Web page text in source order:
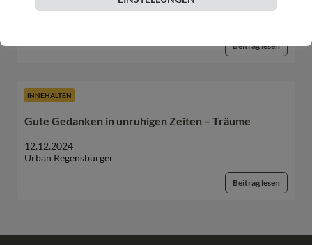
02.01.2026
Beitrag lesen
INNEHALTEN
Gute Gedanken in unruhigen Zeiten – Träume
12.12.2024
Urban Regensburger
Beitrag lesen